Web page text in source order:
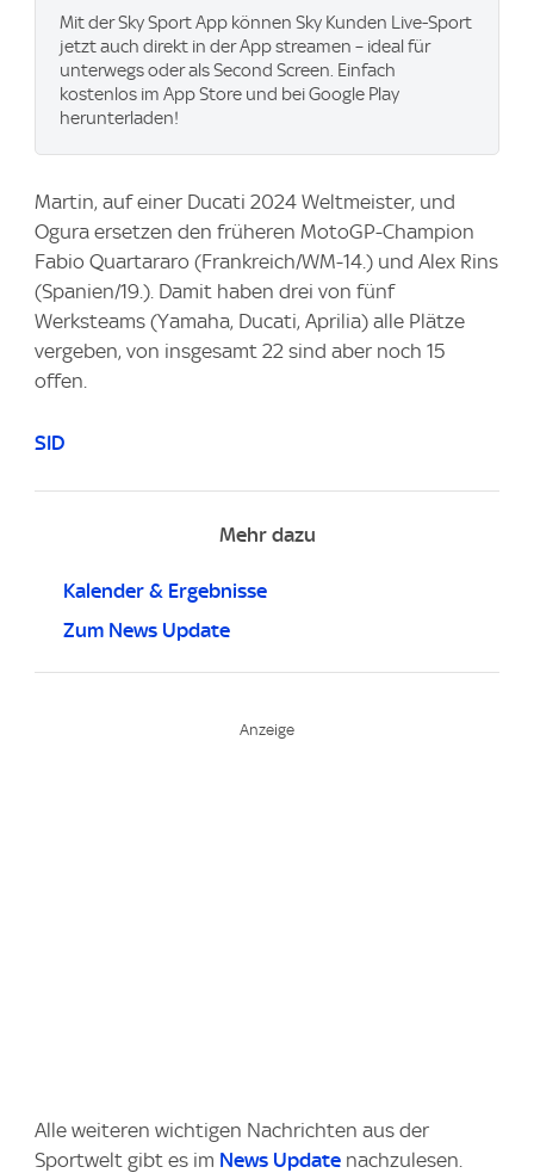
Mit der Sky Sport App können Sky Kunden Live-Sport
jetzt auch direkt in der App streamen – ideal für
unterwegs oder als Second Screen. Einfach
kostenlos im App Store und bei Google Play
herunterladen!
Martin, auf einer Ducati 2024 Weltmeister, und
Ogura ersetzen den früheren MotoGP-Champion
Fabio Quartararo (Frankreich/WM-14.) und Alex Rins
(Spanien/19.). Damit haben drei von fünf
Werksteams (Yamaha, Ducati, Aprilia) alle Plätze
vergeben, von insgesamt 22 sind aber noch 15
offen.
SID
Mehr dazu
Kalender & Ergebnisse
Zum News Update
Alle weiteren wichtigen Nachrichten aus der
Sportwelt gibt es im News Update nachzulesen.